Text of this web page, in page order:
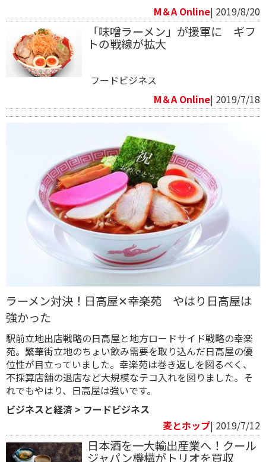
M＆A Online| 2019/8/20
「味噌ラーメン」が援軍に ギフ
トの戦線が拡大
フードビジネス
M＆A Online| 2019/7/18
ラーメン対決！日高屋✕幸楽苑 やはり日高屋は
強かった
駅前立地出店戦略の日高屋と地方ロードサイド戦略の幸楽
苑。繁華街立地のちょい飲み需要を取り込んだ日高屋の優
位性が目立っていました。幸楽苑は巻き返しを図るべく、
不採算店舗の退店など大規模なテコ入れを図りました。そ
れでもやはり、日高屋は強いです。
ビジネスと経済 > フードビジネス
麦とホップ| 2019/7/12
日本酒を一大輸出産業へ！クール
ジャパン機構がトリオを買収